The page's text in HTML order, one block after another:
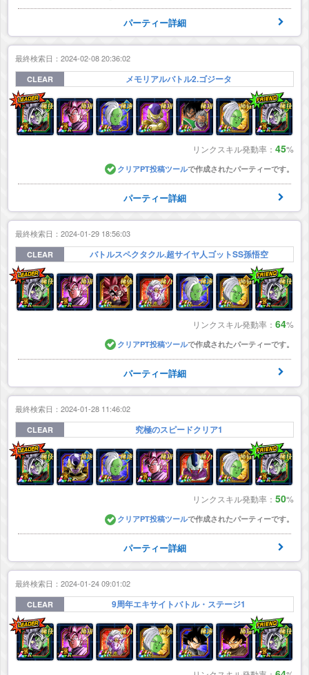
パーティー詳細
最終検索日：2024-02-08 20:36:02
CLEAR メモリアルバトル2.ゴジータ
リンクスキル発動率： 45%
クリアPT投稿ツールで作成されたパーティーです。
パーティー詳細
最終検索日：2024-01-29 18:56:03
CLEAR バトルスペクタクル.超サイヤ人ゴットSS孫悟空
リンクスキル発動率： 64%
クリアPT投稿ツールで作成されたパーティーです。
パーティー詳細
最終検索日：2024-01-28 11:46:02
CLEAR 究極のスピードクリア1
リンクスキル発動率： 50%
クリアPT投稿ツールで作成されたパーティーです。
パーティー詳細
最終検索日：2024-01-24 09:01:02
CLEAR 9周年エキサイトバトル・ステージ1